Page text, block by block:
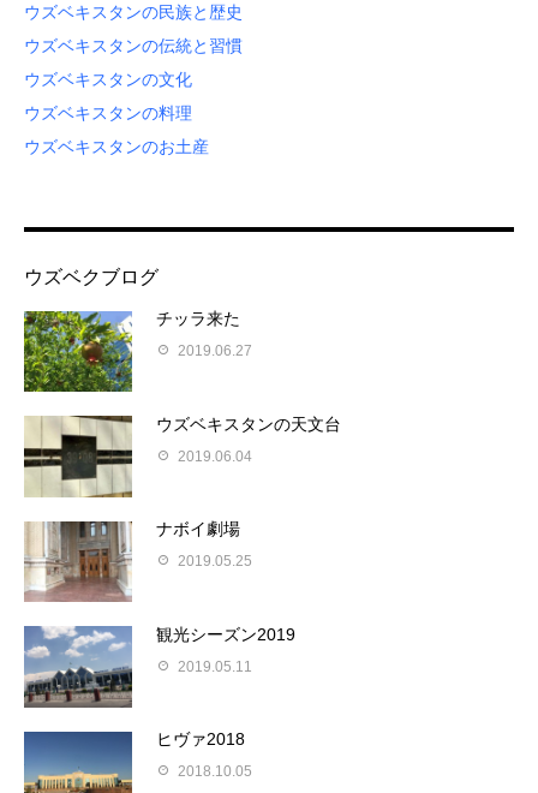
ウズベキスタンの民族と歴史
ウズベキスタンの伝統と習慣
ウズベキスタンの文化
ウズベキスタンの料理
ウズベキスタンのお土産
ウズベクブログ
チッラ来た
2019.06.27
ウズベキスタンの天文台
2019.06.04
ナボイ劇場
2019.05.25
観光シーズン2019
2019.05.11
ヒヴァ2018
2018.10.05